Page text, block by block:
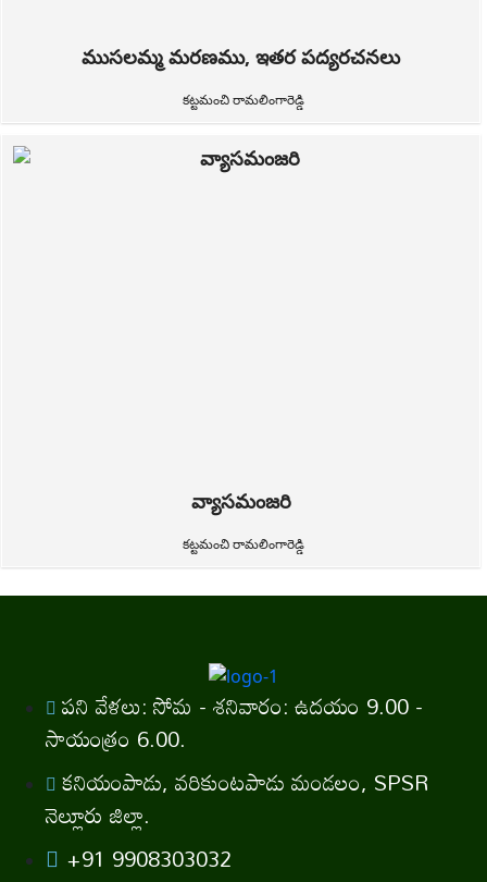
ముసలమ్మ మరణము, ఇతర పద్యరచనలు
కట్టమంచి రామలింగారెడ్డి
వ్యాసమంజరి
కట్టమంచి రామలింగారెడ్డి
పని వేళలు: సోమ - శనివారం: ఉదయం 9.00 -
సాయంత్రం 6.00.
కనియంపాడు, వరికుంటపాడు మండలం, SPSR
నెల్లూరు జిల్లా.
+91 9908303032